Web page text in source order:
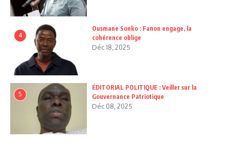
4
Ousmane Sonko : Fanon engage, la
cohérence oblige
Déc 18, 2025
5
ÉDITORIAL POLITIQUE : Veiller sur la
Gouvernance Patriotique
Déc 08, 2025